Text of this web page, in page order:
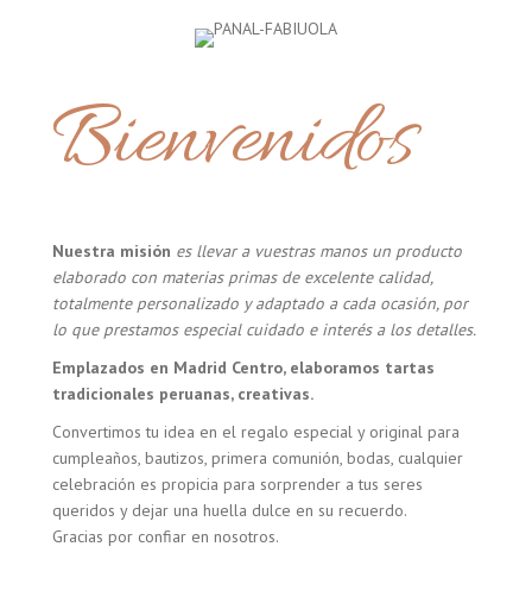
Bienvenidos
Nuestra misión es llevar a vuestras manos un producto
elaborado con materias primas de excelente calidad,
totalmente personalizado y adaptado a cada ocasión, por
lo que prestamos especial cuidado e interés a los detalles.
Emplazados en Madrid Centro, elaboramos tartas
tradicionales peruanas, creativas.
Convertimos tu idea en el regalo especial y original para
cumpleaños, bautizos, primera comunión, bodas, cualquier
celebración es propicia para sorprender a tus seres
queridos y dejar una huella dulce en su recuerdo.
Gracias por confiar en nosotros.